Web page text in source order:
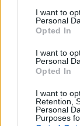
I want to
Personal
Opted In
I want to
Personal
Opted In
I want to
Retention,
Personal
Purposes
a te
ÉLŐ BOLYGÓNK